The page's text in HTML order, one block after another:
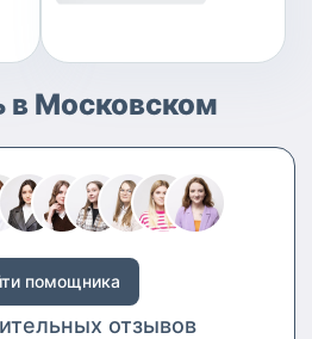
в Московском
помощника
отзывов